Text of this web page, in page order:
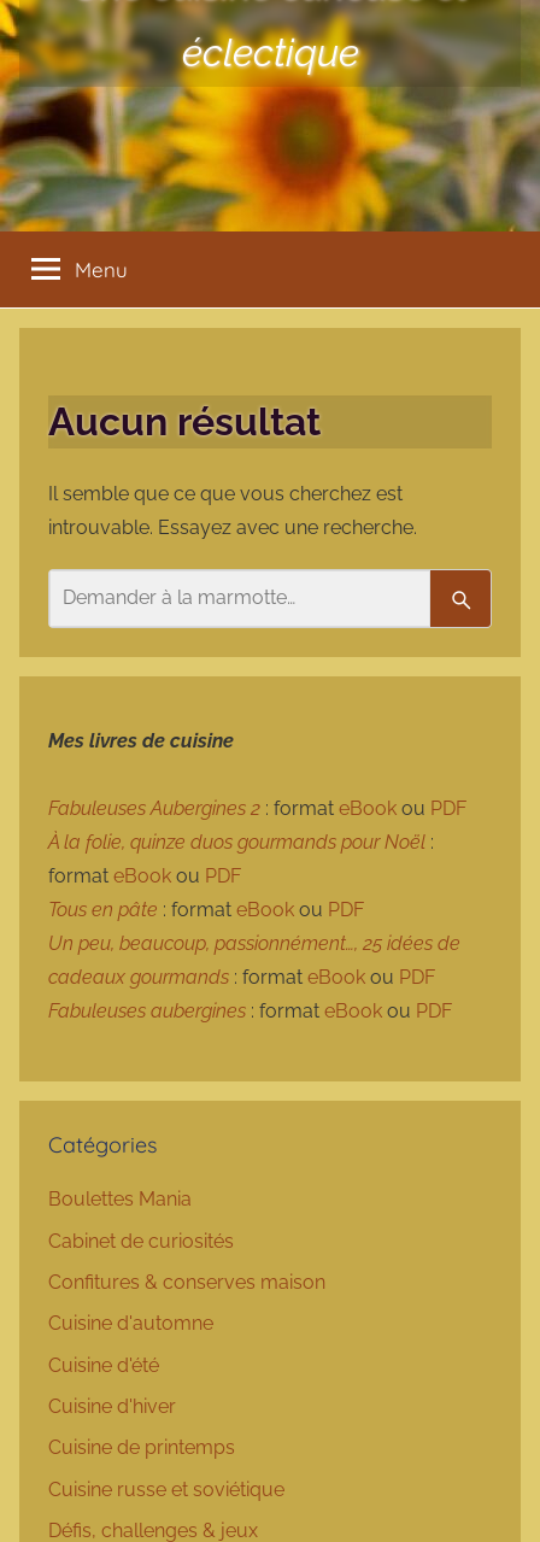
éclectique
Menu
Aucun résultat
Il semble que ce que vous cherchez est
introuvable. Essayez avec une recherche.
Mes livres de cuisine
Fabuleuses Aubergines 2 : format eBook ou PDF
À la folie, quinze duos gourmands pour Noël :
format eBook ou PDF
Tous en pâte : format eBook ou PDF
Un peu, beaucoup, passionnément…, 25 idées de
cadeaux gourmands : format eBook ou PDF
Fabuleuses aubergines : format eBook ou PDF
Catégories
Boulettes Mania
Cabinet de curiosités
Confitures & conserves maison
Cuisine d'automne
Cuisine d'été
Cuisine d'hiver
Cuisine de printemps
Cuisine russe et soviétique
Défis, challenges & jeux